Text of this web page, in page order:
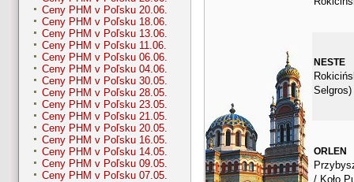
Ceny PHM v Poľsku 20.06.
Ceny PHM v Poľsku 18.06.
Ceny PHM v Poľsku 13.06.
Ceny PHM v Poľsku 11.06.
Ceny PHM v Poľsku 06.06.
Ceny PHM v Poľsku 04.06.
Ceny PHM v Poľsku 30.05.
Ceny PHM v Poľsku 28.05.
Ceny PHM v Poľsku 23.05.
Ceny PHM v Poľsku 21.05.
Ceny PHM v Poľsku 20.05.
Ceny PHM v Poľsku 16.05.
Ceny PHM v Poľsku 14.05.
Ceny PHM v Poľsku 09.05.
Ceny PHM v Poľsku 07.05.
NESTE
Selgros)
ORLEN
/ Koło